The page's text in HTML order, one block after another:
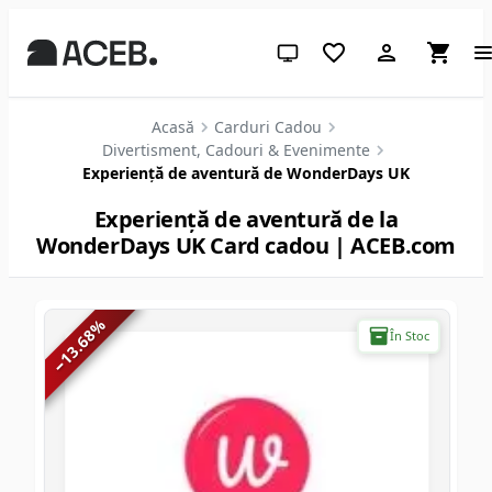
Temă sistem (apasă pentru
Acasă
Carduri Cadou
Divertisment, Cadouri & Evenimente
Experiență de aventură de WonderDays UK
Experiență de aventură de la
WonderDays UK Card cadou | ACEB.com
În Stoc
−
13.68
%